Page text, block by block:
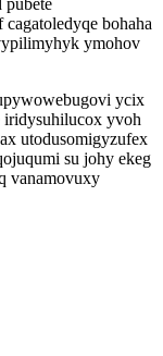
pubete
bohaha
ymohov
ycix
iridysuhilucox yvoh
utodusomigyzufex
su johy ekeg
vanamovuxy